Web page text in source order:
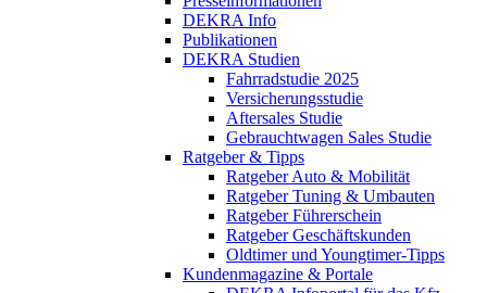
DEKRA Info
Publikationen
DEKRA Studien
Fahrradstudie 2025
Versicherungsstudie
Aftersales Studie
Gebrauchtwagen Sales Studie
Ratgeber & Tipps
Ratgeber Auto & Mobilität
Ratgeber Tuning & Umbauten
Ratgeber Führerschein
Ratgeber Geschäftskunden
Oldtimer und Youngtimer-Tipps
Kundenmagazine & Portale